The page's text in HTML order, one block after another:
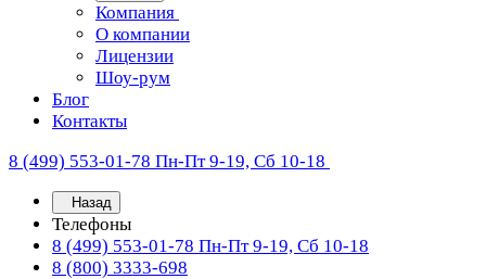
Компания
О компании
Лицензии
Шоу-рум
Блог
Контакты
8 (499) 553-01-78 Пн-Пт 9-19, Сб 10-18
Назад
Телефоны
8 (499) 553-01-78 Пн-Пт 9-19, Сб 10-18
8 (800) 3333-698